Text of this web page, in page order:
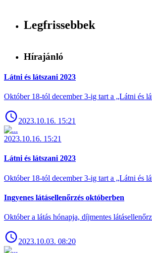
Legfrissebbek
Hírajánló
Látni és látszani 2023
Október 18-tól december 3-ig tart a „Látni és
2023.10.16. 15:21
2023.10.16. 15:21
Látni és látszani 2023
Október 18-tól december 3-ig tart a „Látni és
Ingyenes látásellenőrzés októberben
Október a látás hónapja, díjmentes
2023.10.03. 08:20